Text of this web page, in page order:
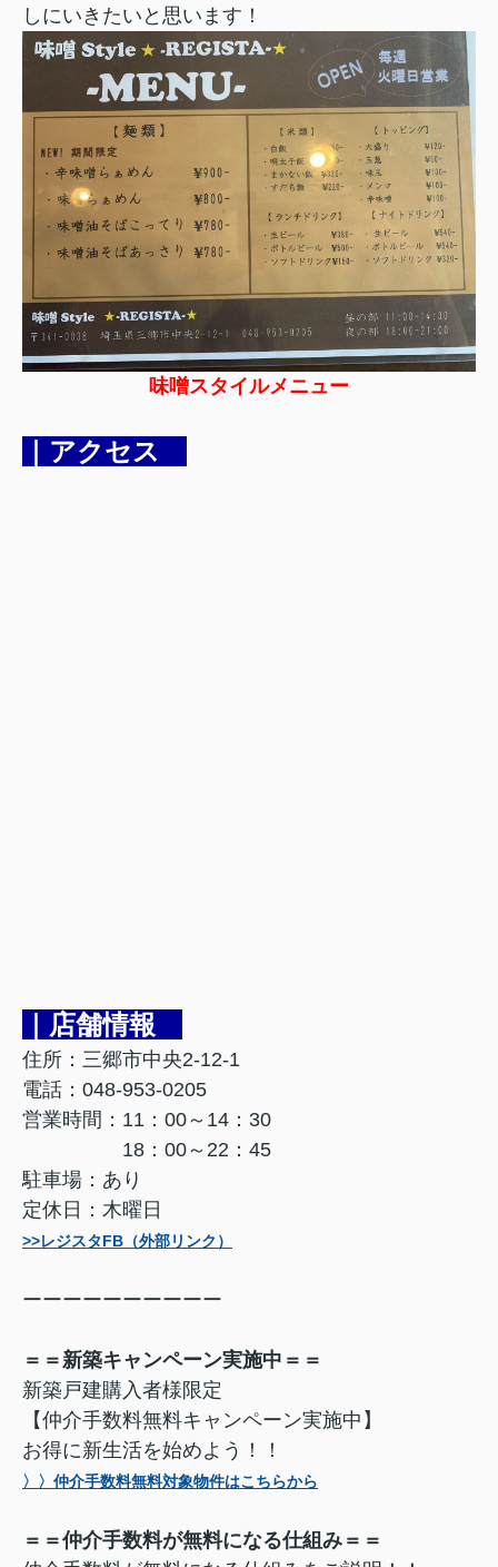
しにいきたいと思います！
味噌スタイルメニュー
｜アクセス
｜店舗情報
住所：三郷市中央2-12-1
電話：048-953-0205
営業時間：11：00～14：30
18：00～22：45
駐車場：あり
定休日：木曜日
>>レジスタFB（外部リンク）
ーーーーーーーーーー
＝＝新築キャンペーン実施中＝＝
新築戸建購入者様限定
【仲介手数料無料キャンペーン実施中】
お得に新生活を始めよう！！
〉〉仲介手数料無料対象物件はこちらから
＝＝仲介手数料が無料になる仕組み＝＝